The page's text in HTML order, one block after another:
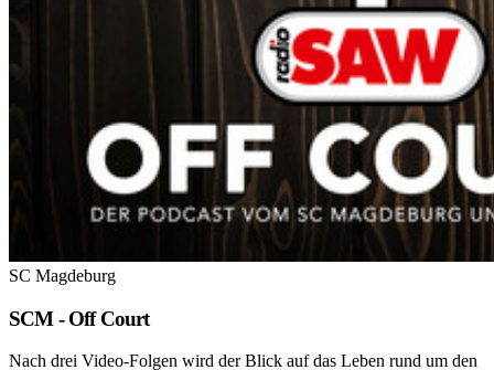
SC Magdeburg
SCM - Off Court
Nach drei Video-Folgen wird der Blick auf das Leben rund um den